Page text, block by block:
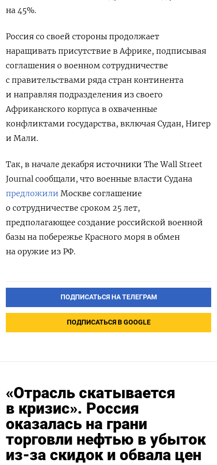
на 45%.
Россия со своей стороны продолжает
наращивать присутствие в Африке, подписывая
соглашения о военном сотрудничестве
с правительствами ряда стран континента
и направляя подразделения из своего
Африканского корпуса в охваченные
конфликтами государства, включая Судан, Нигер
и Мали.
Так, в начале декабря источники The Wall Street
Journal сообщали, что военные власти Судана
предложили Москве соглашение
о сотрудничестве сроком 25 лет,
предполагающее создание российской военной
базы на побережье Красного моря в обмен
на оружие из РФ.
ПОДПИСАТЬСЯ НА ТЕЛЕГРАМ
ПОДПИСАТЬСЯ В GOOGLE
«Отрасль скатывается
в кризис». Россия
оказалась на грани
торговли нефтью в убыток
из-за скидок и обвала цен